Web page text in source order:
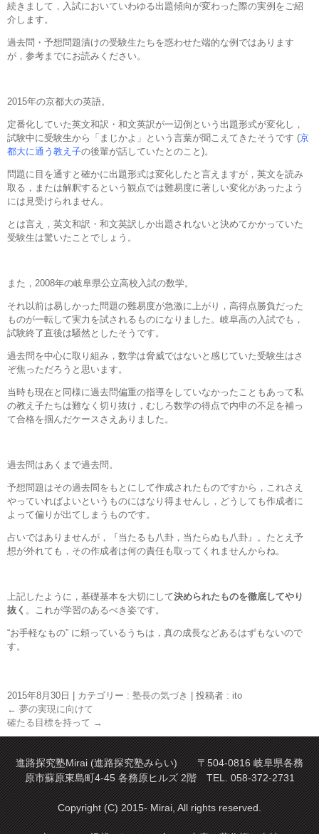
続きまして，入試においていわゆる出題傾向が変わった際の実例をご紹
介します。
過去問・予想問題漬けの受験生たちを惑わせた端的な例ではあります
が，参考までにお読みください。
2015年の京都大の英語。
定番化していた英文和訳・和文英訳が一辺倒という出題形式が変化し，
試験中に受験生から「まじかよ」という言葉が聞こえてきたそうです (京
都大に通う教え子の後輩が話していたとのこと)。
問題に目を通すと確かに出題形式は変化したと言えますが，英文を読み
取る，または解釈するという観点では難易度に著しい変化があったよう
には見受けられません。
とは言え，英文和訳・和文英訳しか出題されないと決めてかかっていた
受験生は驚いたことでしょう。
また，2008年の岐阜県公立高校入試の数学。
それ以前は易しかった問題の難易度が急激に上がり，高得点勝負だった
ものが一転して実力を試されるものになりました。岐阜高の入試でも，
試験終了直後は騒然としたそうです。
過去問を中心に取り組み，数学は脅威ではないと感じていた受験生はさ
ぞ焦っただろうと思います。
当時も現在と同様に過去問偏重の指導をしていなかったこともあって私
の教え子たちは難なく切り抜け，むしろ数学の得点で内申の不足を補っ
て合格を掴んだケースさえありました。
過去問はあくまで過去問。
予想問題はその過去問をもとにして作成されたものですから，これさえ
やっていればよいというものにはなり得ませんし，どうしても作成者に
よって偏りが出てしまうものです。
占いではありませんが，『当たるも八卦，当たらぬも八卦』。たとえ予
想が外れても，その作成者は何の責任も取ってくれませんからね。
上記したように，基礎基本を大切にして決められたものを徹底してやり
抜く 。これが学習のあるべき姿です。
“お手軽なもの” に頼っているうちは，真の成長などあるはずもないので
す。
2015年8月30日 カテゴリー : 塾長の気づき
投稿者 : ito
← 夢の実現に向けて
確たる目標を持って →
進路探究塾Mirai (進路探究塾みらい) 〒504-0816 岐阜県各務
原市蘇原東島町4-45 各務原ヒルズ 2階 TEL. 058-372-2731
Copyright (C) 2015- Mirai, All rights reserved.